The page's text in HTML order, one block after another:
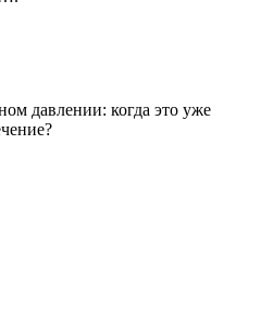
давлении: когда это уже